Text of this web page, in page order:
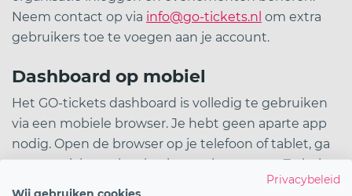
Neem contact op via info@go-tickets.nl om extra
gebruikers toe te voegen aan je account.
Dashboard op mobiel
Het GO-tickets dashboard is volledig te gebruiken
via een mobiele browser. Je hebt geen aparte app
nodig. Open de browser op je telefoon of tablet, ga
naar go-tickets.nl en log in met je account. Zo heb
je altijd toegang tot je evenementen en
Privacybeleid
Wij gebruiken cookies